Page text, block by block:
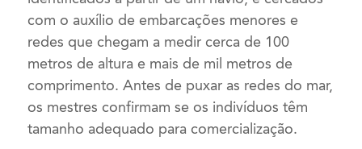
com o auxílio de embarcações menores e
redes que chegam a medir cerca de 100
metros de altura e mais de mil metros de
comprimento. Antes de puxar as redes do mar,
os mestres confirmam se os indivíduos têm
tamanho adequado para comercialização.